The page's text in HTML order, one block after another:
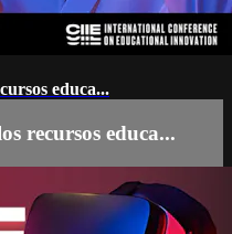
educa...
recursos educa...